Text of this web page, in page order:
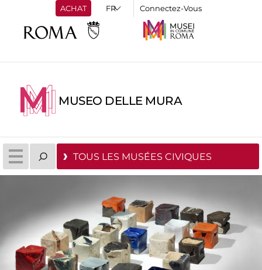
ACHAT Connectez-Vous
MUSEO DELLE MURA
TOUS LES MUSÉES CIVIQUES